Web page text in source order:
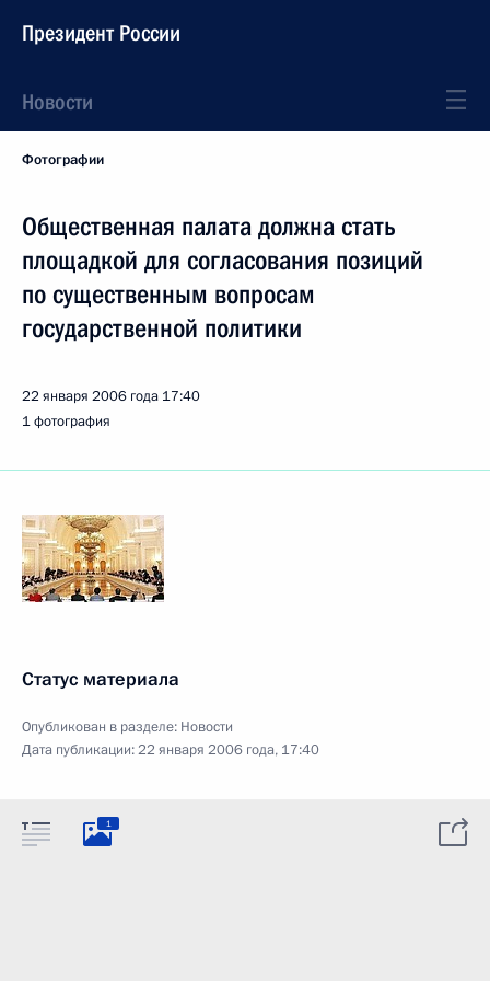
Президент России
Новости
Фотографии
Общественная палата должна стать
площадкой для согласования позиций
по существенным вопросам
государственной политики
22 января 2006 года 17:40
1 фотография
Статус материала
Опубликован в разделе: Новости
Дата публикации:22 января 2006 года, 17:40
1